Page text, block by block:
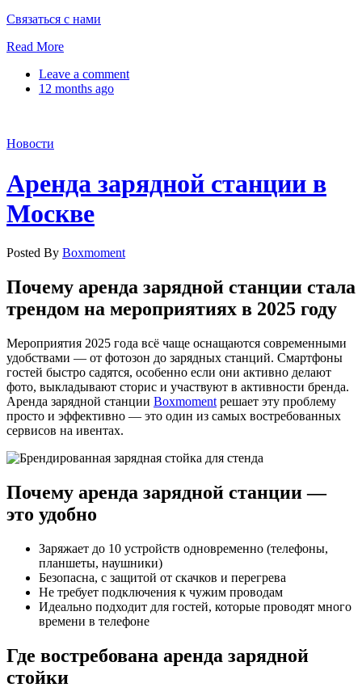
Связаться с нами
Read More
Leave a comment
12 months ago
Новости
Аренда зарядной станции в
Москве
Posted By Boxmoment
Почему аренда зарядной станции стала
трендом на мероприятиях в 2025 году
Мероприятия 2025 года всё чаще оснащаются современными
удобствами — от фотозон до зарядных станций. Смартфоны
гостей быстро садятся, особенно если они активно делают
фото, выкладывают сторис и участвуют в активности бренда.
Аренда зарядной станции Boxmoment решает эту проблему
просто и эффективно — это один из самых востребованных
сервисов на ивентах.
Почему аренда зарядной станции —
это удобно
Заряжает до 10 устройств одновременно (телефоны,
планшеты, наушники)
Безопасна, с защитой от скачков и перегрева
Не требует подключения к чужим проводам
Идеально подходит для гостей, которые проводят много
времени в телефоне
Где востребована аренда зарядной
стойки